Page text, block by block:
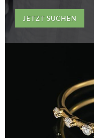
JETZT SUCHEN